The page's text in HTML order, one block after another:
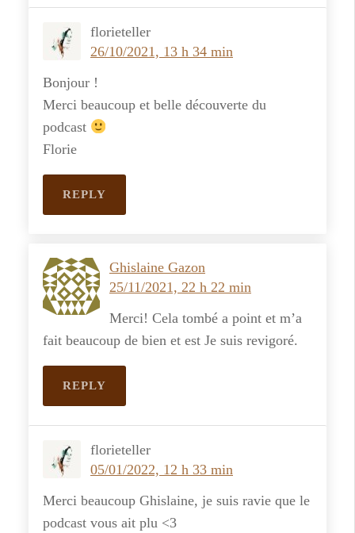
florieteller
26/10/2021, 13 h 34 min
Bonjour !
Merci beaucoup et belle découverte du
podcast
Florie
REPLY
Ghislaine Gazon
25/11/2021, 22 h 22 min
Merci! Cela tombé a point et m’a
fait beaucoup de bien et est Je suis revigoré.
REPLY
florieteller
05/01/2022, 12 h 33 min
Merci beaucoup Ghislaine, je suis ravie que le
podcast vous ait plu <3